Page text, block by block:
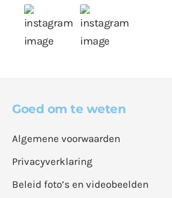
Goed om te weten
Algemene voorwaarden
Privacyverklaring
Beleid foto’s en videobeelden